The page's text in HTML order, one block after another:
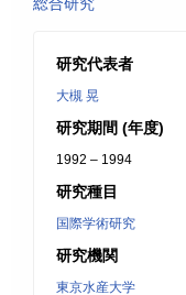
研究代表者
大槻 晃
研究期間 (年度)
1992 – 1994
研究種目
国際学術研究
研究機関
東京水産大学